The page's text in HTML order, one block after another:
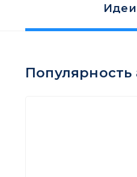
Идеи
Популярность